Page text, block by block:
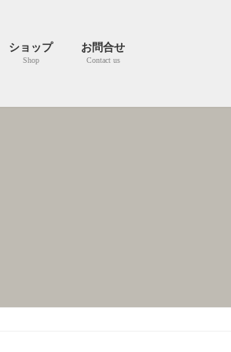
ショップ
Shop
お問合せ
Contact us